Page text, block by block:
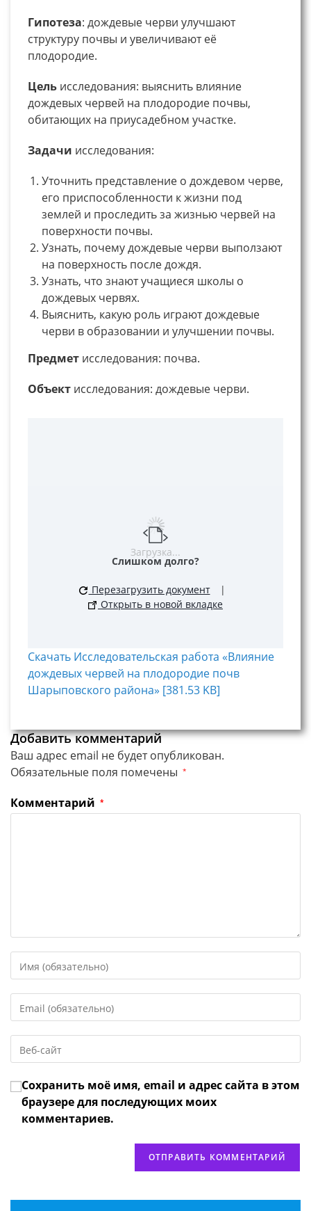
Гипотеза: дождевые черви улучшают
структуру почвы и увеличивают её
плодородие.
Цель исследования: выяснить влияние
дождевых червей на плодородие почвы,
обитающих на приусадебном участке.
Задачи исследования:
Уточнить представление о дождевом черве,
его приспособленности к жизни под
землей и проследить за жизнью червей на
поверхности почвы.
Узнать, почему дождевые черви выползают
на поверхность после дождя.
Узнать, что знают учащиеся школы о
дождевых червях.
Выяснить, какую роль играют дождевые
черви в образовании и улучшении почвы.
Предмет исследования: почва.
Объект исследования: дождевые черви.
Загрузка...
Слишком долго?
Перезагрузить документ
|
Открыть в новой вкладке
Скачать Исследовательская работа «Влияние
дождевых червей на плодородие почв
Шарыповского района» [381.53 KB]
Добавить комментарий
Ваш адрес email не будет опубликован.
Обязательные поля помечены *
Комментарий *
свое
или
имя
чтобы
прокомментировать
свой
адрес,
чтобы
URL
веб-
сайта
(необязательно)
Сохранить моё имя, email и адрес сайта в этом
браузере для последующих моих
комментариев.